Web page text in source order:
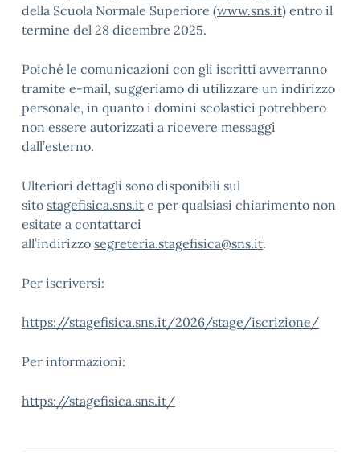
della Scuola Normale Superiore (www.sns.it) entro il
termine del 28 dicembre 2025.
Poiché le comunicazioni con gli iscritti avverranno
tramite e-mail, suggeriamo di utilizzare un indirizzo
personale, in quanto i domini scolastici potrebbero
non essere autorizzati a ricevere messaggi
dall’esterno.
Ulteriori dettagli sono disponibili sul
sito stagefisica.sns.it e per qualsiasi chiarimento non
esitate a contattarci
all’indirizzo segreteria.stagefisica@sns.it.
Per iscriversi:
https://stagefisica.sns.it/2026/stage/iscrizione/
Per informazioni:
https://stagefisica.sns.it/